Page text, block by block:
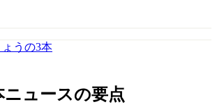
うの3本
ニュースの要点